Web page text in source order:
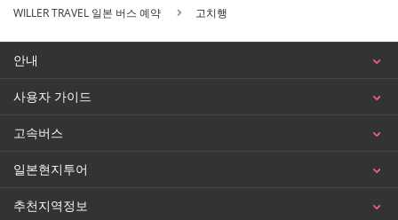
WILLER TRAVEL 일본 버스 예약 고치행
안내
사용자 가이드
고속버스
일본현지투어
추천지역정보